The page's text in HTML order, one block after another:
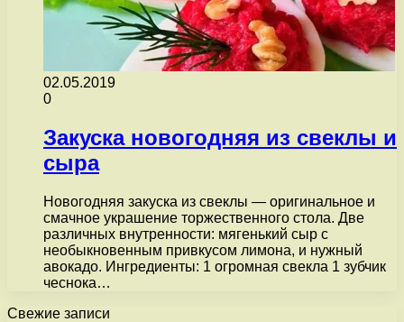
02.05.2019
0
Закуска новогодняя из свеклы и
сыра
Новогодняя закуска из свеклы — оригинальное и
смачное украшение торжественного стола. Две
различных внутренности: мягенький сыр с
необыкновенным привкусом лимона, и нужный
авокадо. Ингредиенты: 1 огромная свекла 1 зубчик
чеснока…
Свежие записи